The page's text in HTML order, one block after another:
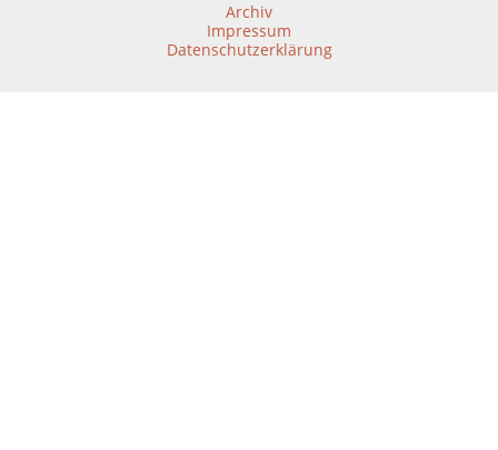
Archiv
Impressum
Datenschutzerklärung